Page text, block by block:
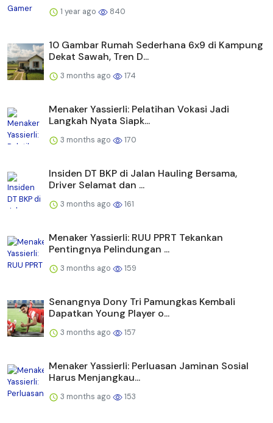
1 year ago 840
10 Gambar Rumah Sederhana 6x9 di Kampung
Dekat Sawah, Tren D...
3 months ago 174
Menaker Yassierli: Pelatihan Vokasi Jadi
Langkah Nyata Siapk...
3 months ago 170
Insiden DT BKP di Jalan Hauling Bersama,
Driver Selamat dan ...
3 months ago 161
Menaker Yassierli: RUU PPRT Tekankan
Pentingnya Pelindungan ...
3 months ago 159
Senangnya Dony Tri Pamungkas Kembali
Dapatkan Young Player o...
3 months ago 157
Menaker Yassierli: Perluasan Jaminan Sosial
Harus Menjangkau...
3 months ago 153